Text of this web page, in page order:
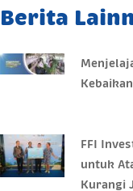
Berita
FFI
untuk
Kurangi